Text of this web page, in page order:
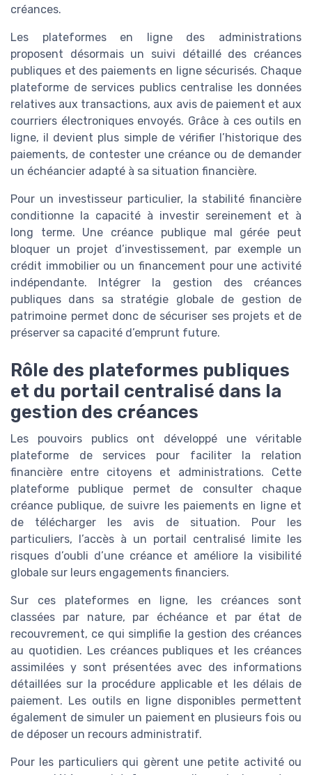
créances.
Les plateformes en ligne des administrations
proposent désormais un suivi détaillé des créances
publiques et des paiements en ligne sécurisés. Chaque
plateforme de services publics centralise les données
relatives aux transactions, aux avis de paiement et aux
courriers électroniques envoyés. Grâce à ces outils en
ligne, il devient plus simple de vérifier l’historique des
paiements, de contester une créance ou de demander
un échéancier adapté à sa situation financière.
Pour un investisseur particulier, la stabilité financière
conditionne la capacité à investir sereinement et à
long terme. Une créance publique mal gérée peut
bloquer un projet d’investissement, par exemple un
crédit immobilier ou un financement pour une activité
indépendante. Intégrer la gestion des créances
publiques dans sa stratégie globale de gestion de
patrimoine permet donc de sécuriser ses projets et de
préserver sa capacité d’emprunt future.
Rôle des plateformes publiques
et du portail centralisé dans la
gestion des créances
Les pouvoirs publics ont développé une véritable
plateforme de services pour faciliter la relation
financière entre citoyens et administrations. Cette
plateforme publique permet de consulter chaque
créance publique, de suivre les paiements en ligne et
de télécharger les avis de situation. Pour les
particuliers, l’accès à un portail centralisé limite les
risques d’oubli d’une créance et améliore la visibilité
globale sur leurs engagements financiers.
Sur ces plateformes en ligne, les créances sont
classées par nature, par échéance et par état de
recouvrement, ce qui simplifie la gestion des créances
au quotidien. Les créances publiques et les créances
assimilées y sont présentées avec des informations
détaillées sur la procédure applicable et les délais de
paiement. Les outils en ligne disponibles permettent
également de simuler un paiement en plusieurs fois ou
de déposer un recours administratif.
Pour les particuliers qui gèrent une petite activité ou